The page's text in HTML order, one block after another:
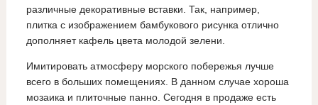
различные декоративные вставки. Так, например,
плитка с изображением бамбукового рисунка отлично
дополняет кафель цвета молодой зелени.
Имитировать атмосферу морского побережья лучше
всего в больших помещениях. В данном случае хороша
мозаика и плиточные панно. Сегодня в продаже есть